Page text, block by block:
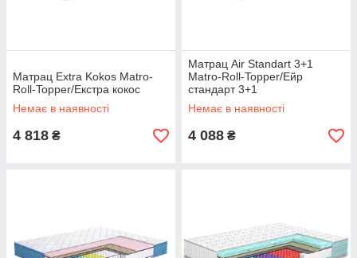
Матрац Extra Kokos Matro-
Roll-Topper/Екстра кокос
Немає в наявності
4 818 ₴
Матрац Air Standart 3+1
Matro-Roll-Topper/Ейр
стандарт 3+1
Немає в наявності
4 088 ₴